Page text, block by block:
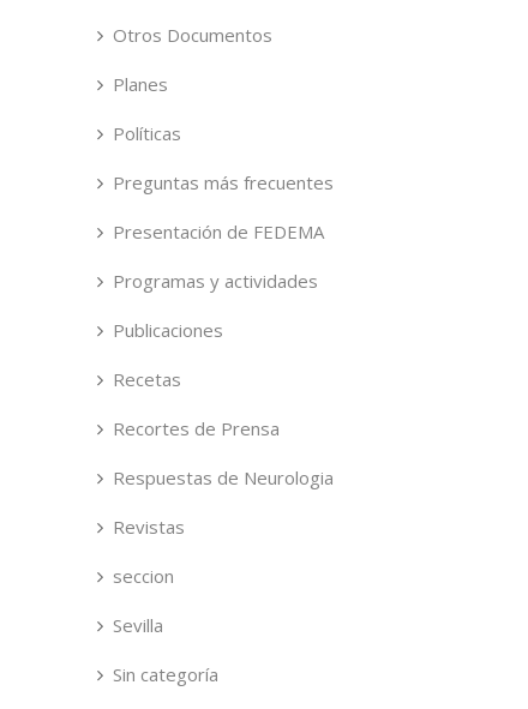
Otros Documentos
Planes
Políticas
Preguntas más frecuentes
Presentación de FEDEMA
Programas y actividades
Publicaciones
Recetas
Recortes de Prensa
Respuestas de Neurologia
Revistas
seccion
Sevilla
Sin categoría